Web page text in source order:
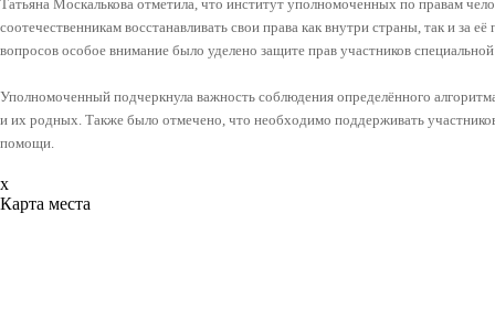
Татьяна Москалькова отметила, что институт уполномоченных по правам
соотечественникам восстанавливать свои права как внутри страны, так и за
вопросов особое внимание было уделено защите прав участников
Уполномоченный подчеркнула важность соблюдения определённого
и их родных. Также было отмечено, что необходимо поддерживать
помощи.
x
Карта места